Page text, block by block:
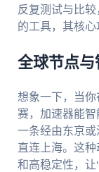
反复测试与比较
的工具，其核心
全球节点与
想象一下，当
赛，加速器能
一条经由东京
直连上海。这
和高稳定性，让